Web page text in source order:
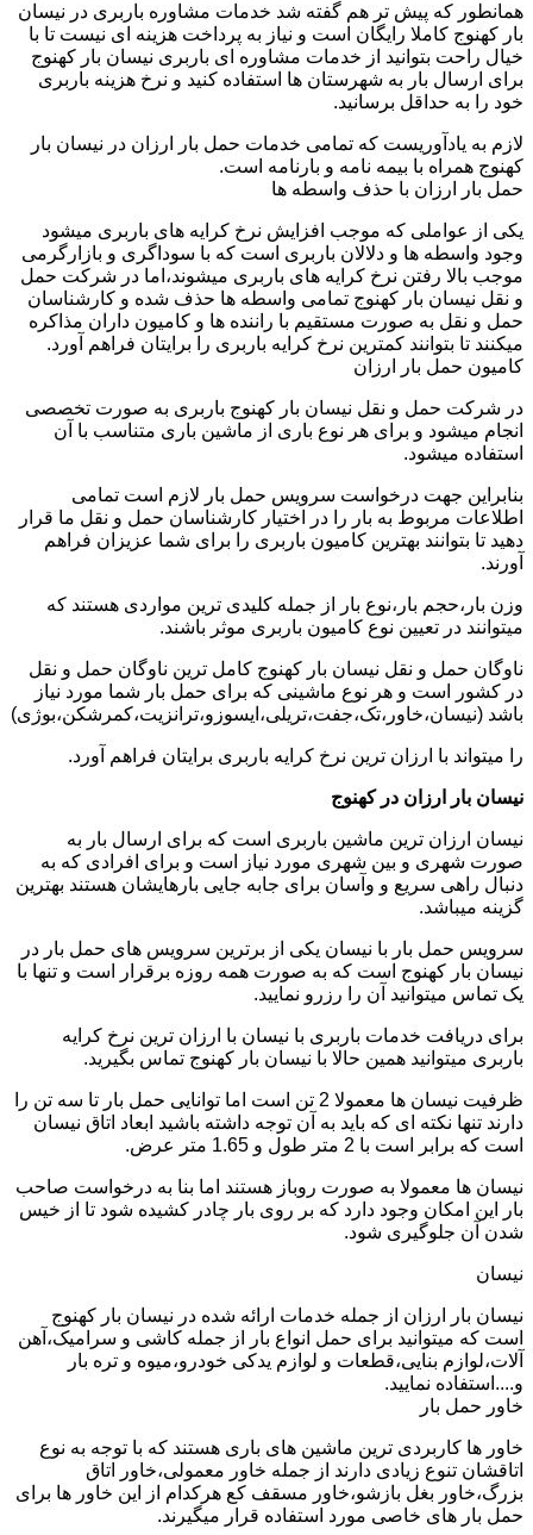
همانطور که پیش تر هم گفته شد خدمات مشاوره باربری در نیسان
بار کهنوج کاملا رایگان است و نیاز به پرداخت هزینه ای نیست تا با
خیال راحت بتوانید از خدمات مشاوره ای باربری نیسان بار کهنوج
برای ارسال بار به شهرستان ها استفاده کنید و نرخ هزینه باربری
خود را به حداقل برسانید.
لازم به یادآوریست که تمامی خدمات حمل بار ارزان در نیسان بار
کهنوج همراه با بیمه نامه و بارنامه است.
حمل بار ارزان با حذف واسطه ها
یکی از عواملی که موجب افزایش نرخ کرایه های باربری میشود
وجود واسطه ها و دلالان باربری است که با سوداگری و بازارگرمی
موجب بالا رفتن نرخ کرایه های باربری میشوند،اما در شرکت حمل
و نقل نیسان بار کهنوج تمامی واسطه ها حذف شده و کارشناسان
حمل و نقل به صورت مستقیم با راننده ها و کامیون داران مذاکره
میکنند تا بتوانند کمترین نرخ کرایه باربری را برایتان فراهم آورد.
کامیون حمل بار ارزان
در شرکت حمل و نقل نیسان بار کهنوج باربری به صورت تخصصی
انجام میشود و برای هر نوع باری از ماشین باری متناسب با آن
استفاده میشود.
بنابراین جهت درخواست سرویس حمل بار لازم است تمامی
اطلاعات مربوط به بار را در اختیار کارشناسان حمل و نقل ما قرار
دهید تا بتوانند بهترین کامیون باربری را برای شما عزیزان فراهم
آورند.
وزن بار،حجم بار،نوع بار از جمله کلیدی ترین مواردی هستند که
میتوانند در تعیین نوع کامیون باربری موثر باشند.
ناوگان حمل و نقل نیسان بار کهنوج کامل ترین ناوگان حمل و نقل
در کشور است و هر نوع ماشینی که برای حمل بار شما مورد نیاز
باشد (نیسان،خاور،تک،جفت،تریلی،ایسوزو،ترانزیت،کمرشکن،بوژی)
را میتواند با ارزان ترین نرخ کرایه باربری برایتان فراهم آورد.
نیسان بار ارزان در کهنوج
نیسان ارزان ترین ماشین باربری است که برای ارسال بار به
صورت شهری و بین شهری مورد نیاز است و برای افرادی که به
دنبال راهی سریع و وآسان برای جابه جایی بارهایشان هستند بهترین
گزینه میباشد.
سرویس حمل بار با نیسان یکی از برترین سرویس های حمل بار در
نیسان بار کهنوج است که به صورت همه روزه برقرار است و تنها با
یک تماس میتوانید آن را رزرو نمایید.
برای دریافت خدمات باربری با نیسان با ارزان ترین نرخ کرایه
باربری میتوانید همین حالا با نیسان بار کهنوج تماس بگیرید.
ظرفیت نیسان ها معمولا 2 تن است اما توانایی حمل بار تا سه تن را
دارند تنها نکته ای که باید به آن توجه داشته باشید ابعاد اتاق نیسان
است که برابر است با 2 متر طول و 1.65 متر عرض.
نیسان ها معمولا به صورت روباز هستند اما بنا به درخواست صاحب
بار این امکان وجود دارد که بر روی بار چادر کشیده شود تا از خیس
شدن آن جلوگیری شود.
نیسان
نیسان بار ارزان از جمله خدمات ارائه شده در نیسان بار کهنوج
است که میتوانید برای حمل انواع بار از جمله کاشی و سرامیک،آهن
آلات،لوازم بنایی،قطعات و لوازم یدکی خودرو،میوه و تره بار
و....استفاده نمایید.
خاور حمل بار
خاور ها کاربردی ترین ماشین های باری هستند که با توجه به نوع
اتاقشان تنوع زیادی دارند از جمله خاور معمولی،خاور اتاق
بزرگ،خاور بغل بازشو،خاور مسقف کع هرکدام از این خاور ها برای
حمل بار های خاصی مورد استفاده قرار میگیرند.